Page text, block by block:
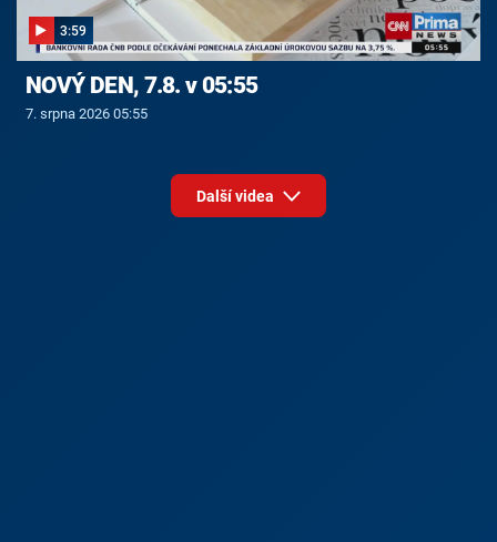
3:59
NOVÝ DEN, 7.8. v 05:55
7. srpna 2026 05:55
Další videa